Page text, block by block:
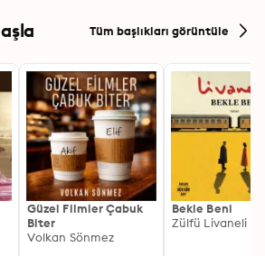
Tüm başlıkları görüntüle
Güzel Filmler Çabuk
Biter
Volkan Sönmez
Bekle Beni
Zülfü Livaneli